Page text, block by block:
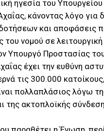
ηγεσία του
κάνοντας λόγο για
και αποφάσεις
του νομού σε
Υπουργό Προστασίας
έχει την ευθύνη
τις 300.000
πολλαπλάσιος λόγω
της ακτοπλοϊκής